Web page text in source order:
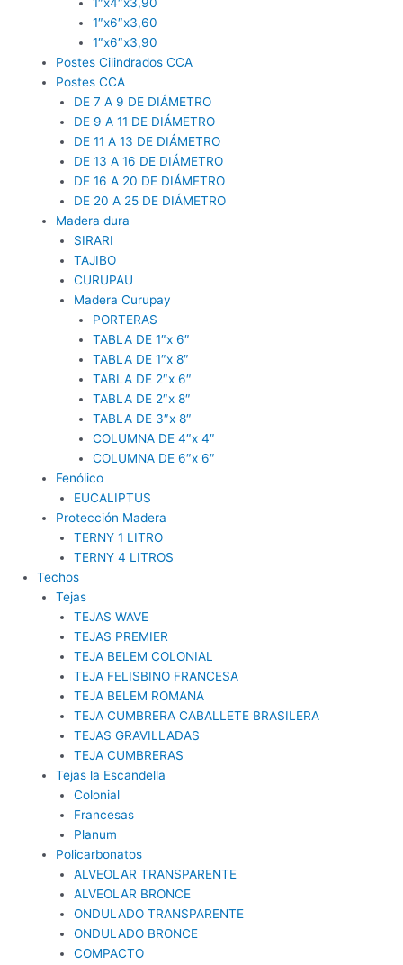
1″x6″x3,60
1″x6″x3,90
Postes Cilindrados CCA
Postes CCA
DE 7 A 9 DE DIÁMETRO
DE 9 A 11 DE DIÁMETRO
DE 11 A 13 DE DIÁMETRO
DE 13 A 16 DE DIÁMETRO
DE 16 A 20 DE DIÁMETRO
DE 20 A 25 DE DIÁMETRO
Madera dura
SIRARI
TAJIBO
CURUPAU
Madera Curupay
PORTERAS
TABLA DE 1″x 6″
TABLA DE 1″x 8″
TABLA DE 2″x 6″
TABLA DE 2″x 8″
TABLA DE 3″x 8″
COLUMNA DE 4″x 4″
COLUMNA DE 6″x 6″
Fenólico
EUCALIPTUS
Protección Madera
TERNY 1 LITRO
TERNY 4 LITROS
Techos
Tejas
TEJAS WAVE
TEJAS PREMIER
TEJA BELEM COLONIAL
TEJA FELISBINO FRANCESA
TEJA BELEM ROMANA
TEJA CUMBRERA CABALLETE BRASILERA
TEJAS GRAVILLADAS
TEJA CUMBRERAS
Tejas la Escandella
Colonial
Francesas
Planum
Policarbonatos
ALVEOLAR TRANSPARENTE
ALVEOLAR BRONCE
ONDULADO TRANSPARENTE
ONDULADO BRONCE
COMPACTO